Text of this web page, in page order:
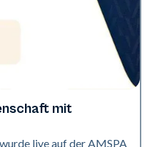
mit
live auf der AMSPA